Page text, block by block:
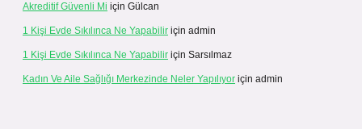
Akreditif Güvenli Mi için Gülcan
1 Kişi Evde Sıkılınca Ne Yapabilir için admin
1 Kişi Evde Sıkılınca Ne Yapabilir için Sarsılmaz
Kadın Ve Aile Sağlığı Merkezinde Neler Yapılıyor için admin